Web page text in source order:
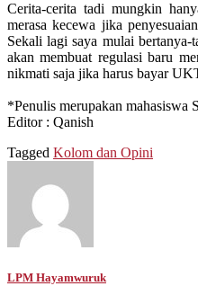
Cerita-cerita tadi mungkin
merasa kecewa jika
Sekali lagi saya mulai
akan membuat regulasi baru
nikmati saja jika harus bayar
*Penulis merupakan mahasiswa
Editor : Qanish
Tagged Kolom dan Opini
LPM Hayamwuruk